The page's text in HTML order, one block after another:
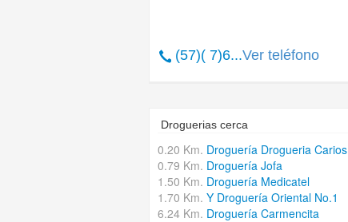
(57)( 7)6...Ver teléfono
Droguerias cerca
0.20 Km. Droguería Drogueria Carios
0.79 Km. Droguería Jofa
1.50 Km. Droguería Medicatel
1.70 Km. Y Droguería Oriental No.1
6.24 Km. Droguería Carmencita